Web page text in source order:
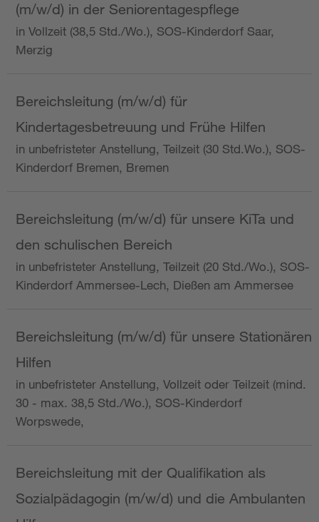
(m/w/d) in der Seniorentagespflege
in Vollzeit (38,5 Std./Wo.), SOS-Kinderdorf Saar,
Merzig
Bereichsleitung (m/w/d) für
Kindertagesbetreuung und Frühe Hilfen
in unbefristeter Anstellung, Teilzeit (30 Std.Wo.), SOS-
Kinderdorf Bremen, Bremen
Bereichsleitung (m/w/d) für unsere KiTa und
den schulischen Bereich
in unbefristeter Anstellung, Teilzeit (20 Std./Wo.), SOS-
Kinderdorf Ammersee-Lech, Dießen am Ammersee
Bereichsleitung (m/w/d) für unsere Stationären
Hilfen
in unbefristeter Anstellung, Vollzeit oder Teilzeit (mind.
30 - max. 38,5 Std./Wo.), SOS-Kinderdorf
Worpswede,
Bereichsleitung mit der Qualifikation als
Sozialpädagogin (m/w/d) und die Ambulanten